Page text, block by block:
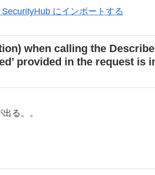
にインポートする
when calling the
provided in the request is
る。。